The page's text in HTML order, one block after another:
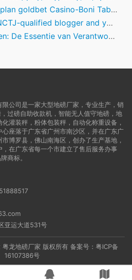
Casino-Boni Tabellen Boden- & Aufbauwissen
author offering expert services for the iGaming and you may wagering
Essentie van Verantwoord Spelen
公司是一家大型地磅厂家，专业生产，销
过磅自助收款机，智能无人值守地磅，地
灌装秤，粉体包装秤，自动化称重设备，
座落于广东省广州市南沙区，并在广东广
博罗县，佛山南海区，创办了生产基地，
在广东省每一个市建立了售后服务办事
商标。
亚运大道531号
粤龙地磅厂家 版权所有 备案号： 粤ICP备
16107386号